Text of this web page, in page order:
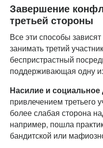
Завершение
третьей стороны
Все эти способы
занимать третий
беспристрастный
поддерживающая одну
Насилие и социальное
привлечением третьего
более слабая сторона
например, пошла
бандитской или